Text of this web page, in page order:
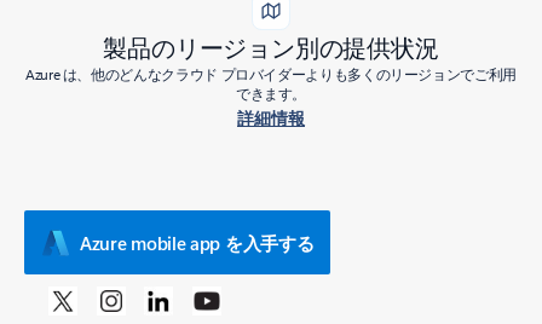
製品のリージョン別の提供状況
Azure は、他のどんなクラウド プロバイダーよりも多くのリージョンでご利用
できます。
詳細情報
Azure mobile app を入手する